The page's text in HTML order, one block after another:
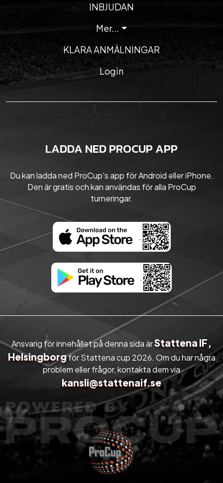
INBJUDAN
Mer...
KLARA ANMÄLNINGAR
Login
LADDA NED PROCUP APP
Du kan ladda ned ProCup's app för Android eller iPhone.
Den är gratis och kan användas för alla ProCup
turneringar.
Ansvarig för innehållet på denna sida ärStattena IF,
Helsingborgför Stattena cup 2026. Om du har några
problem eller frågor, kontakta dem via
kansli@stattenaif.se